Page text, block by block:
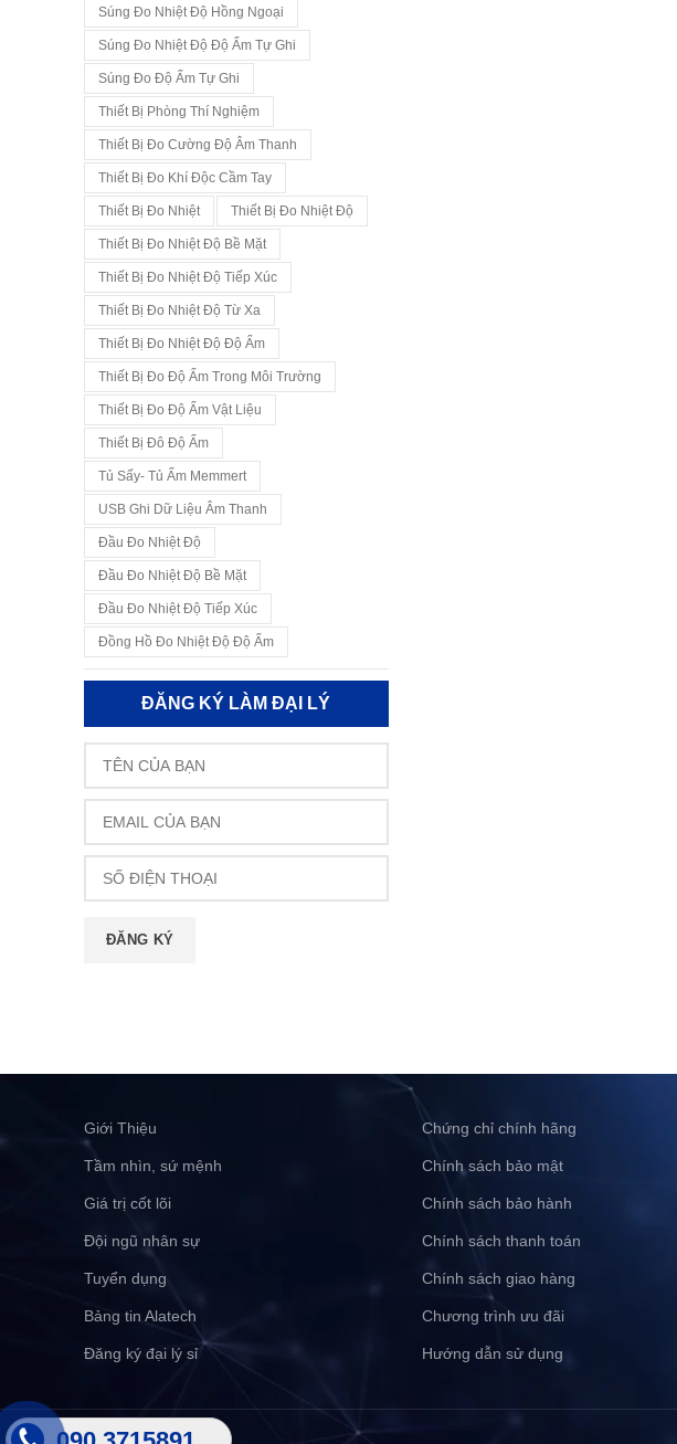
Súng Đo Nhiệt Độ Hồng Ngoại
Súng Đo Nhiệt Độ Độ Ẩm Tự Ghi
Súng Đo Độ Ẩm Tự Ghi
Thiết Bị Phòng Thí Nghiệm
Thiết Bị Đo Cường Độ Âm Thanh
Thiết Bị Đo Khí Độc Cầm Tay
Thiết Bị Đo Nhiệt Thiết Bị Đo Nhiệt Độ
Thiết Bị Đo Nhiệt Độ Bề Mặt
Thiết Bị Đo Nhiệt Độ Tiếp Xúc
Thiết Bị Đo Nhiệt Độ Từ Xa
Thiết Bị Đo Nhiệt Độ Độ Ẩm
Thiết Bị Đo Độ Ẩm Trong Môi Trường
Thiết Bị Đo Độ Ẩm Vật Liệu
Thiết Bị Đô Độ Ẩm
Tủ Sấy- Tủ Ấm Memmert
USB Ghi Dữ Liệu Âm Thanh
Đầu Đo Nhiệt Độ
Đầu Đo Nhiệt Độ Bề Mặt
Đầu Đo Nhiệt Độ Tiếp Xúc
Đồng Hồ Đo Nhiệt Độ Độ Ẩm
ĐĂNG KÝ LÀM ĐẠI LÝ
Giới Thiệu
Tầm nhìn, sứ mệnh
Giá trị cốt lõi
Đội ngũ nhân sự
Tuyển dụng
Bảng tin Alatech
Đăng ký đại lý sỉ
Chứng chỉ chính hãng
Chính sách bảo mật
Chính sách bảo hành
Chính sách thanh toán
Chính sách giao hàng
Chương trình ưu đãi
Hướng dẫn sử dụng